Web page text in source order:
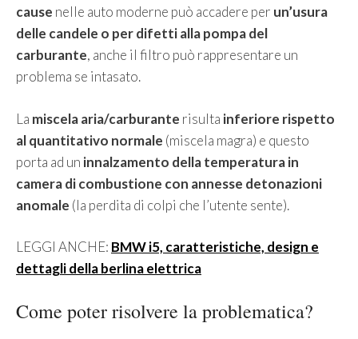
cause nelle auto moderne può accadere per un’usura
delle candele o per difetti alla pompa del
carburante, anche il filtro può rappresentare un
problema se intasato.
La miscela aria/carburante risulta inferiore rispetto
al quantitativo normale (miscela magra) e questo
porta ad un innalzamento della temperatura in
camera di combustione con annesse detonazioni
anomale (la perdita di colpi che l’utente sente).
LEGGI ANCHE: BMW i5, caratteristiche, design e
dettagli della berlina elettrica
Come poter risolvere la problematica?